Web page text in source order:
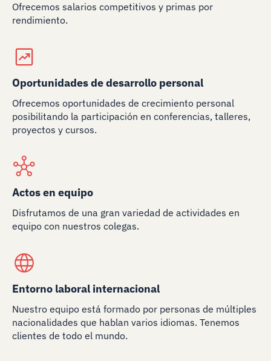
Ofrecemos salarios competitivos y primas por
rendimiento.
Oportunidades de desarrollo personal
Ofrecemos oportunidades de crecimiento personal
posibilitando la participación en conferencias, talleres,
proyectos y cursos.
Actos en equipo
Disfrutamos de una gran variedad de actividades en
equipo con nuestros colegas.
Entorno laboral internacional
Nuestro equipo está formado por personas de múltiples
nacionalidades que hablan varios idiomas. Tenemos
clientes de todo el mundo.